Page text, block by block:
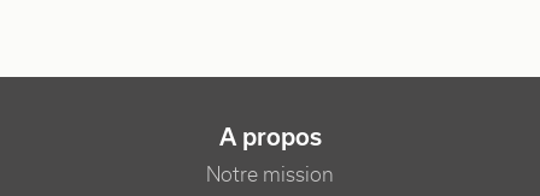
NAVIGATION PRINCIPALE
A propos
Notre mission